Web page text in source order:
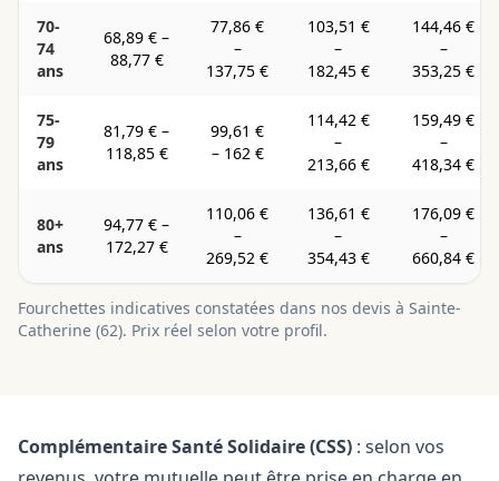
70-
74
ans
68,89 € –
88,77 €
77,86 €
–
137,75 €
103,51 €
–
182,45 €
144,46 €
–
353,25 €
75-
79
ans
81,79 € –
118,85 €
99,61 €
– 162 €
114,42 €
–
213,66 €
159,49 €
–
418,34 €
80+
ans
94,77 € –
172,27 €
110,06 €
–
269,52 €
136,61 €
–
354,43 €
176,09 €
–
660,84 €
Fourchettes indicatives constatées dans nos devis à Sainte-
Catherine (62). Prix réel selon votre profil.
Complémentaire Santé Solidaire (CSS) : selon vos